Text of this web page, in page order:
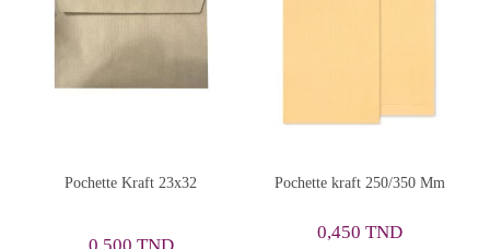
Pochette kraft 250/350 Mm
Paquet De 10 Pochettes
mm